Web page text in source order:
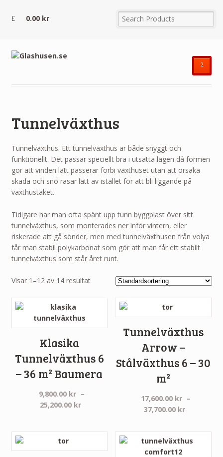
0.00 kr
²
Tunnelväxthus
Tunnelväxthus. Ett tunnelväxthus är både snyggt och
funktionellt. Det passar speciellt bra i utsatta lägen då formen
gör att vinden lätt passerar förbi växthuset utan att orsaka
skada och snö rasar lätt av istället för att bli liggande på
växthustaket.
Tidigare har man ofta spänt upp tunn byggplast över sitt
tunnelväxthus, som monterades ner inför vintern, eller
riskerade att gå sönder, men med tunnelväxthusen från volya
får man stabil polykarbonat som gör att man får ett stabilt
tunnelväxthus som står året runt.
Visar 1–12 av 14 resultat
Klasika
Tunnelväxthus 6
– 36 m² Baumera
9,800.00 kr –
25,200.00 kr
25,200.00 kr
Tunnelväxthus
Arrow –
Stålväxthus 6 – 30
m²
17,600.00 kr –
37,700.00 kr
till
37,700.00